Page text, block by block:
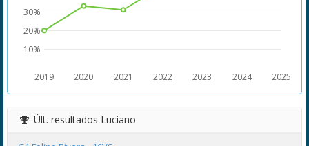
2019 2020 2021 2022 2023 2024 2025
10%
20%
30%
Últ. resultados Luciano